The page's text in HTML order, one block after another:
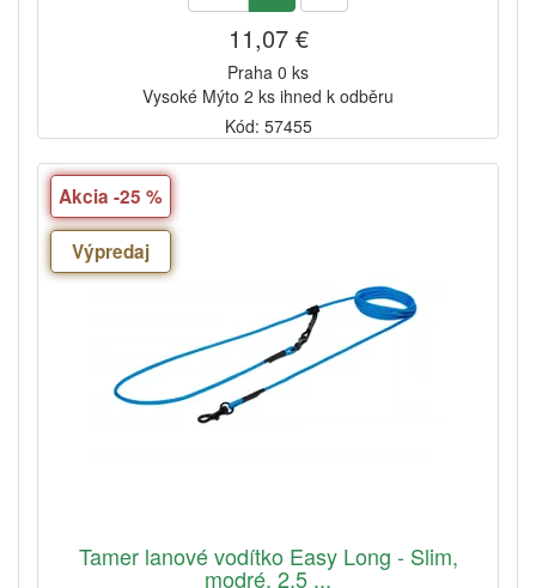
11,07 €
Praha 0 ks
Vysoké Mýto 2 ks ihned k odběru
Kód: 57455
Akcia -25 %
Výpredaj
Tamer lanové vodítko Easy Long - Slim,
modré, 2,5 ...